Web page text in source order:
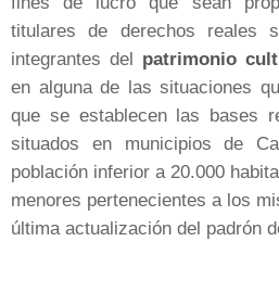
titulares de derechos reales
integrantes del patrimonio
en alguna de las situaciones
que se establecen las bases
situados en municipios de
población inferior a 20.000
menores pertenecientes a los
última actualización del padrón